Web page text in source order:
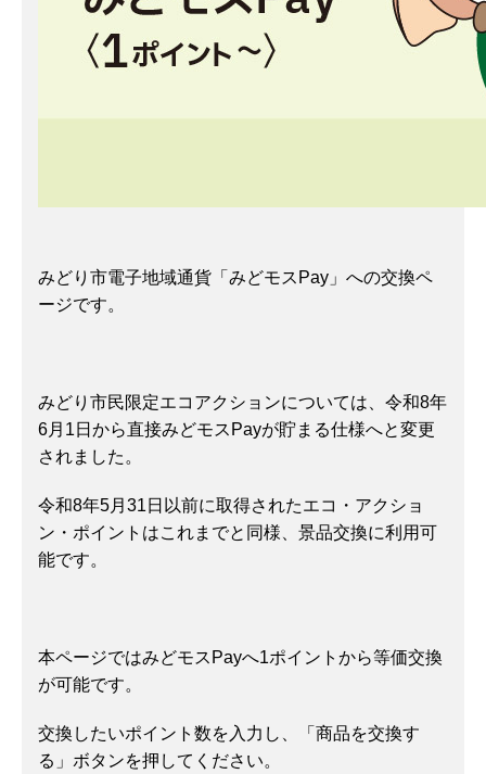
みどり市電子地域通貨「みどモスPay」への交換ペ
ージです。
みどり市民限定エコアクションについては、令和8年
6月1日から直接みどモスPayが貯まる仕様へと変更
されました。
令和8年5月31日以前に取得されたエコ・アクショ
ン・ポイントはこれまでと同様、景品交換に利用可
能です。
本ページではみどモスPayへ1ポイントから等価交換
が可能です。
交換したいポイント数を入力し、「商品を交換す
る」ボタンを押してください。